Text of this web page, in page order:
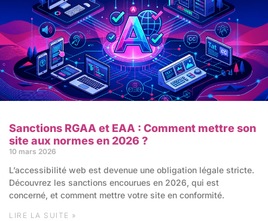
Sanctions RGAA et EAA : Comment mettre son
site aux normes en 2026 ?
10 mars 2026
L’accessibilité web est devenue une obligation légale stricte.
Découvrez les sanctions encourues en 2026, qui est
concerné, et comment mettre votre site en conformité.
LIRE LA SUITE »